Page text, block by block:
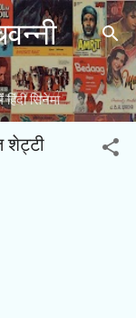
सिनेमा
शेट्टी